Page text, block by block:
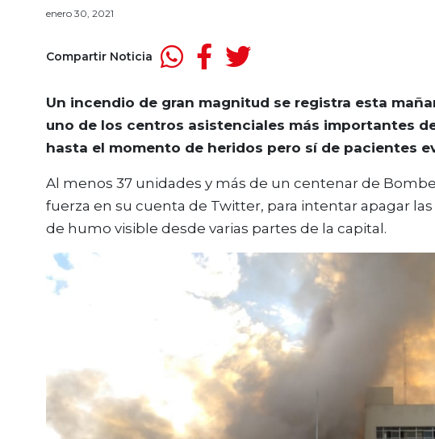
enero 30, 2021
Compartir Noticia
Un incendio de gran magnitud se registra esta
uno de los centros asistenciales más importantes
hasta el momento de heridos pero sí de pacientes
Al menos 37 unidades y más de un centenar de
fuerza en su cuenta de Twitter, para intentar apagar
de humo visible desde varias partes de la capital.